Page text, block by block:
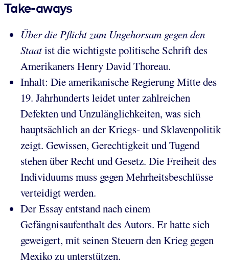
Take-aways
Über die Pflicht zum Ungehorsam gegen den
Staatist die wichtigste politische Schrift des
Amerikaners Henry David Thoreau.
Inhalt: Die amerikanische Regierung Mitte des
19. Jahrhunderts leidet unter zahlreichen
Defekten und Unzulänglichkeiten, was sich
hauptsächlich an der Kriegs- und Sklavenpolitik
zeigt. Gewissen, Gerechtigkeit und Tugend
stehen über Recht und Gesetz. Die Freiheit des
Individuums muss gegen Mehrheitsbeschlüsse
verteidigt werden.
Der Essay entstand nach einem
Gefängnisaufenthalt des Autors. Er hatte sich
geweigert, mit seinen Steuern den Krieg gegen
Mexiko zu unterstützen.